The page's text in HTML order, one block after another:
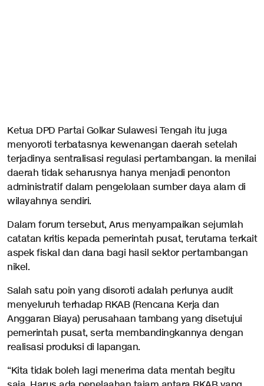
Ketua DPD Partai Golkar Sulawesi Tengah itu juga
menyoroti terbatasnya kewenangan daerah setelah
terjadinya sentralisasi regulasi pertambangan. Ia menilai
daerah tidak seharusnya hanya menjadi penonton
administratif dalam pengelolaan sumber daya alam di
wilayahnya sendiri.
Dalam forum tersebut, Arus menyampaikan sejumlah
catatan kritis kepada pemerintah pusat, terutama terkait
aspek fiskal dan dana bagi hasil sektor pertambangan
nikel.
Salah satu poin yang disoroti adalah perlunya audit
menyeluruh terhadap RKAB (Rencana Kerja dan
Anggaran Biaya) perusahaan tambang yang disetujui
pemerintah pusat, serta membandingkannya dengan
realisasi produksi di lapangan.
“Kita tidak boleh lagi menerima data mentah begitu